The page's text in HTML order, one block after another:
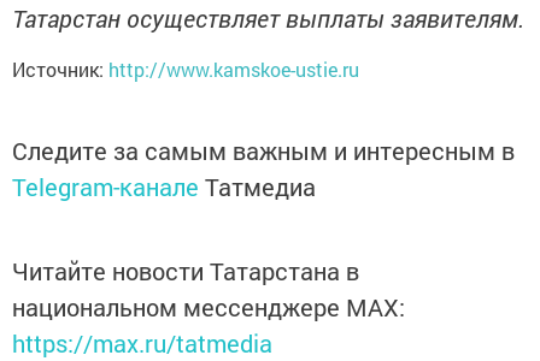
Татарстан осуществляет выплаты заявителям.
Источник: http://www.kamskoe-ustie.ru
Следите за самым важным и интересным в
Telegram-канале Татмедиа
Читайте новости Татарстана в
национальном мессенджере MАХ:
https://max.ru/tatmedia